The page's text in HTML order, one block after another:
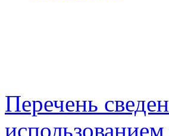
Перечень